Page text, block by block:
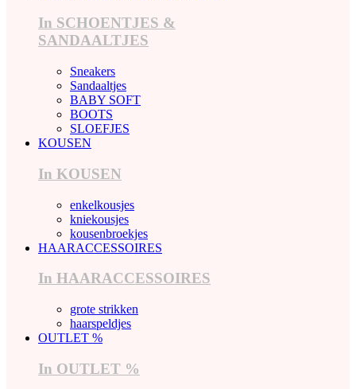
In SCHOENTJES &
SANDAALTJES
Sneakers
Sandaaltjes
BABY SOFT
BOOTS
SLOEFJES
KOUSEN
In KOUSEN
enkelkousjes
kniekousjes
kousenbroekjes
HAARACCESSOIRES
In HAARACCESSOIRES
grote strikken
haarspeldjes
OUTLET %
In OUTLET %